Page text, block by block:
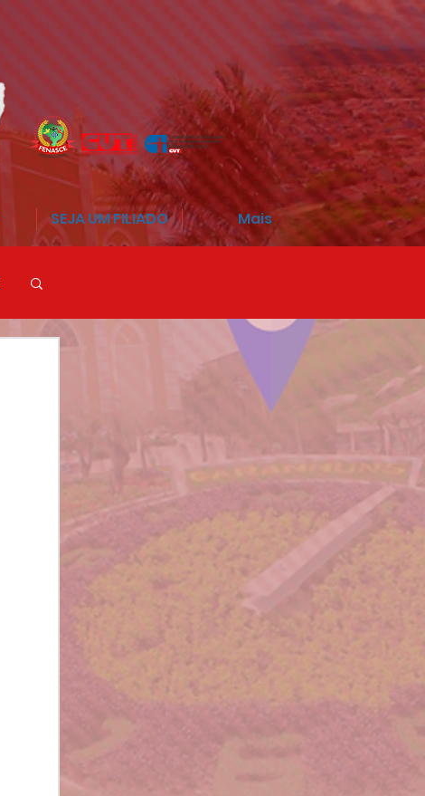
SEJA UM FILIADO Mais